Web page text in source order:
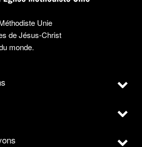
Unie
de Jésus-Christ
monde.